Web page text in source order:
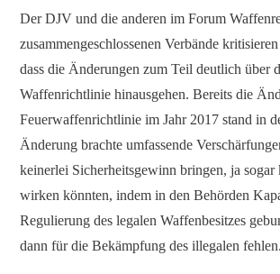
Der DJV und die anderen im Forum
zusammengeschlossenen Verbände
dass die Änderungen zum Teil deutlich über
Waffenrichtlinie hinausgehen. Bereits die
Feuerwaffenrichtlinie im Jahr 2017 stand in
Änderung brachte umfassende
keinerlei Sicherheitsgewinn bringen, ja
wirken könnten, indem in den Behörden
Regulierung des legalen Waffenbesitzes
dann für die Bekämpfung des illegalen fehlen.